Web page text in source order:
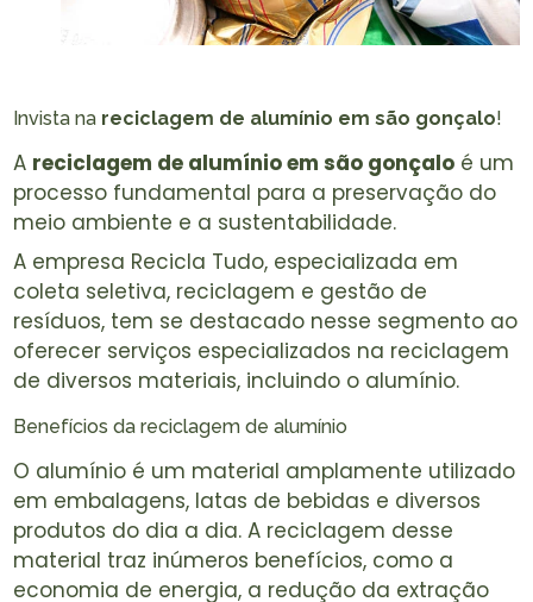
Invista na reciclagem de alumínio em são gonçalo!
A reciclagem de alumínio em são gonçalo é um
processo fundamental para a preservação do
meio ambiente e a sustentabilidade.
A empresa Recicla Tudo, especializada em
coleta seletiva, reciclagem e gestão de
resíduos, tem se destacado nesse segmento ao
oferecer serviços especializados na reciclagem
de diversos materiais, incluindo o alumínio.
Benefícios da reciclagem de alumínio
O alumínio é um material amplamente utilizado
em embalagens, latas de bebidas e diversos
produtos do dia a dia. A reciclagem desse
material traz inúmeros benefícios, como a
economia de energia, a redução da extração